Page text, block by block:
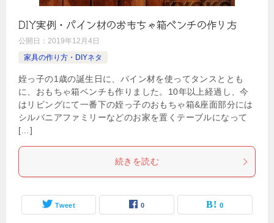
DIY実例・パイン材のおもちゃ箱ベンチの作り方
公開日： 2019年12月4日
家具の作り方・DIYネタ
姪っ子の1歳の誕生日に、パイン材を使ってタンスととも
に、おもちゃ箱ベンチも作りました。10年以上経過し、今
はリビングにて一番下の姪っ子のおもちゃ箱&座面部分には
シルバニアファミリーなどのお家を置くテーブルになって
[…]
続きを読む
Tweet 0 0